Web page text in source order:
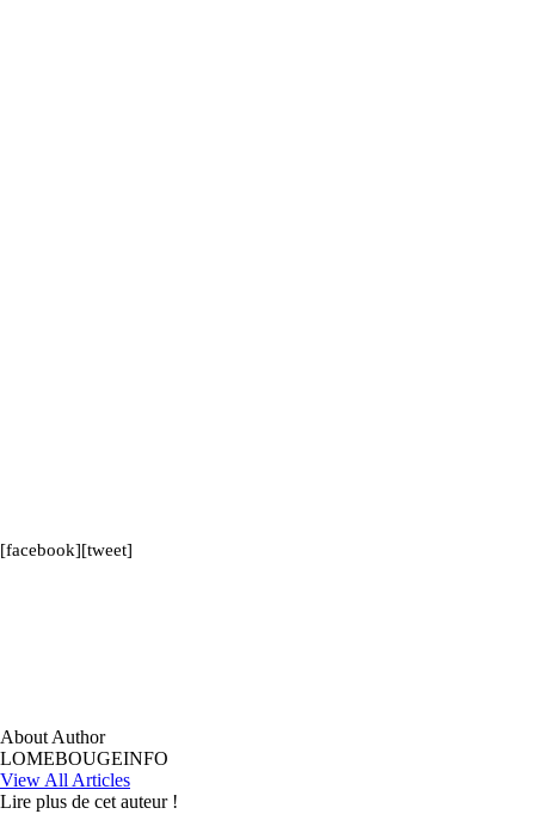
[facebook][tweet]
About Author
LOMEBOUGEINFO
View All Articles
Lire plus de cet auteur !